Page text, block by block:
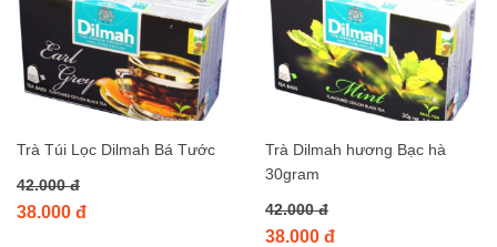
Trà Túi Lọc Dilmah Bá Tước
42.000 đ
38.000 đ
Trà Dilmah hương Bạc hà
30gram
42.000 đ
38.000 đ